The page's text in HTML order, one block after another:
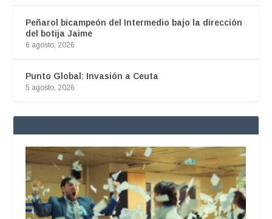
Peñarol bicampeón del Intermedio bajo la dirección
del botija Jaime
6 agosto, 2026
Punto Global: Invasión a Ceuta
5 agosto, 2026